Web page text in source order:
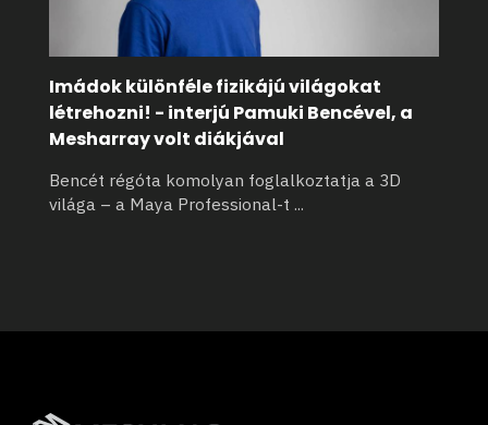
Imádok különféle fizikájú világokat
létrehozni! - interjú Pamuki Bencével, a
Mesharray volt diákjával
Bencét régóta komolyan foglalkoztatja a 3D
világa – a Maya Professional-t ...